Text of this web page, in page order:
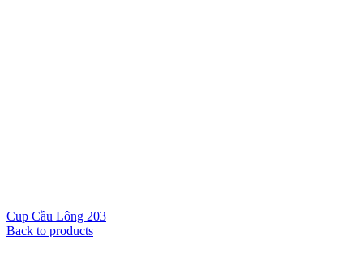
Cup Cầu Lông 203
Back to products